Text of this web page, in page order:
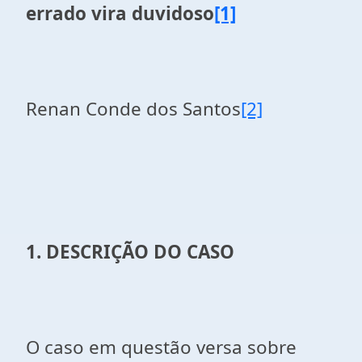
errado vira duvidoso[1]
Renan Conde dos Santos[2]
1. DESCRIÇÃO DO CASO
O caso em questão versa sobre